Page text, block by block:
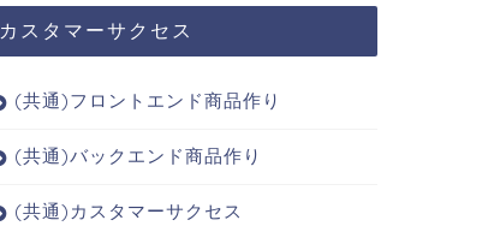
カスタマーサクセス
(共通)フロントエンド商品作り
(共通)バックエンド商品作り
(共通)カスタマーサクセス